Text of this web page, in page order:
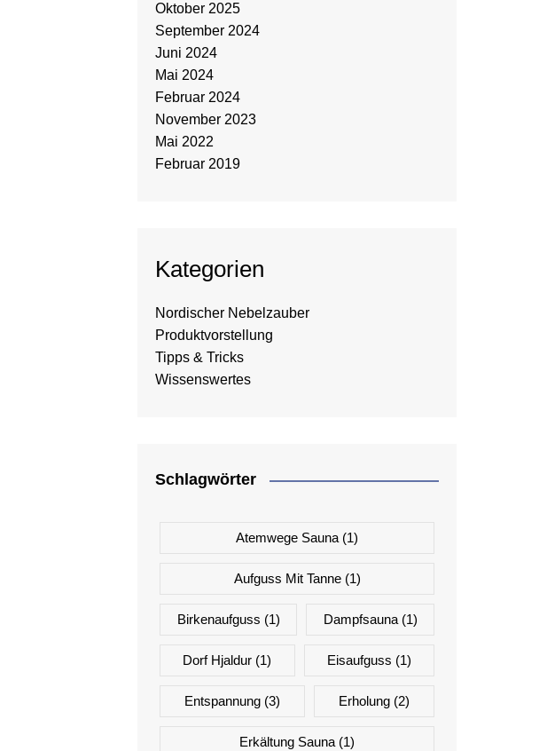
Oktober 2025
September 2024
Juni 2024
Mai 2024
Februar 2024
November 2023
Mai 2022
Februar 2019
Kategorien
Nordischer Nebelzauber
Produktvorstellung
Tipps & Tricks
Wissenswertes
Schlagwörter
Atemwege Sauna (1)
Aufguss Mit Tanne(1)
Birkenaufguss (1) Dampfsauna(1)
Dorf Hjaldur (1) Eisaufguss (1)
Entspannung (3) Erholung (2)
Erkältung Sauna (1)